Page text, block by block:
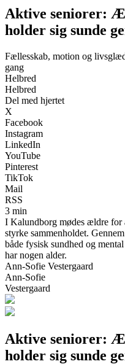
Aktive seniorer:
holder sig sunde
Fællesskab, motion og
gang
Helbred
Helbred
Del med hjertet
X
Facebook
Instagram
LinkedIn
YouTube
Pinterest
TikTok
Mail
RSS
3 min
I Kalundborg mødes ældre for
styrke sammenholdet.
både fysisk sundhed og
har nogen alder.
Ann-Sofie Vestergaard
Ann-Sofie
Vestergaard
Aktive seniorer:
holder sig sunde